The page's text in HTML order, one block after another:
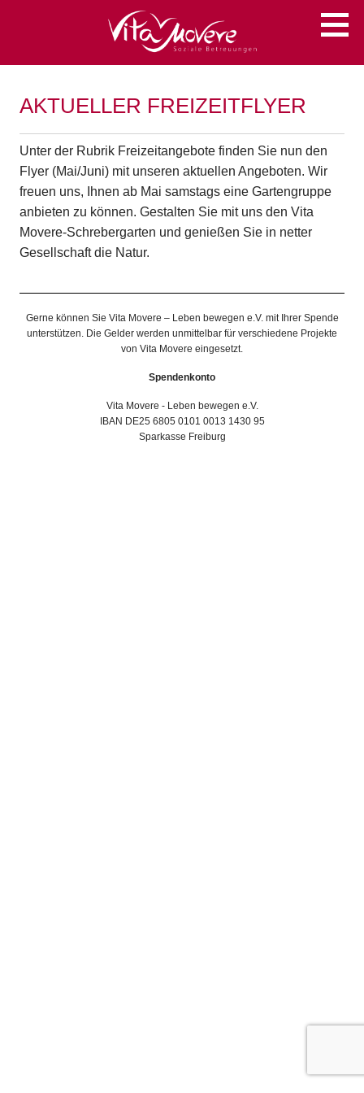
VITA MOVERE
AKTUELLER FREIZEITFLYER
Unter der Rubrik Freizeitangebote finden Sie nun den
Flyer (Mai/Juni) mit unseren aktuellen Angeboten. Wir
freuen uns, Ihnen ab Mai samstags eine Gartengruppe
anbieten zu können. Gestalten Sie mit uns den Vita
Movere-Schrebergarten und genießen Sie in netter
Gesellschaft die Natur.
Gerne können Sie Vita Movere – Leben bewegen e.V. mit Ihrer Spende
unterstützen. Die Gelder werden unmittelbar für verschiedene Projekte
von Vita Movere eingesetzt.
Spendenkonto
Vita Movere - Leben bewegen e.V.
IBAN DE25 6805 0101 0013 1430 95
Sparkasse Freiburg